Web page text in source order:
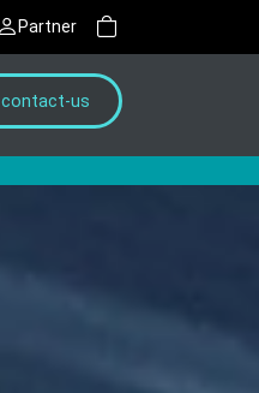
Partner
contact-us